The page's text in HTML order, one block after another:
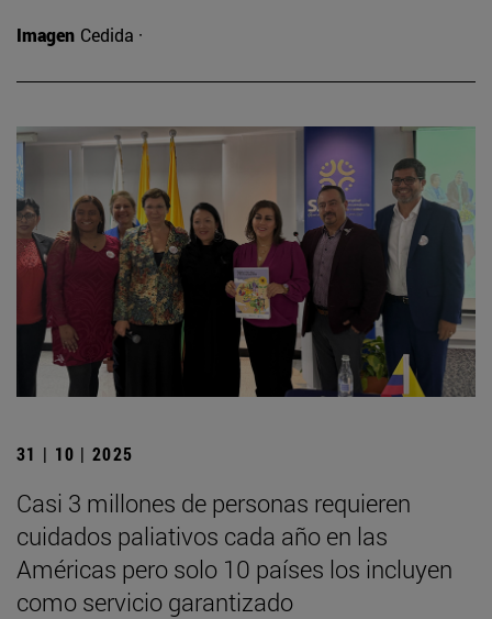
Imagen Cedida ·
31 | 10 | 2025
Casi 3 millones de personas requieren
cuidados paliativos cada año en las
Américas pero solo 10 países los incluyen
como servicio garantizado